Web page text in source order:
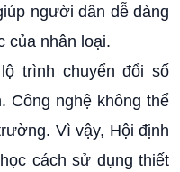
người dân dễ dàng
của nhân loại.
trình chuyển đổi số
Công nghệ không thể
Vì vậy, Hội định
cách sử dụng thiết